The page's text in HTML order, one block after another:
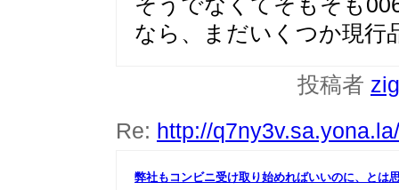
そうでなくてそもそも
なら、まだいくつか現行
投稿者
Re: http://
弊社もコンビニ受け取り始めればいいのに、とは